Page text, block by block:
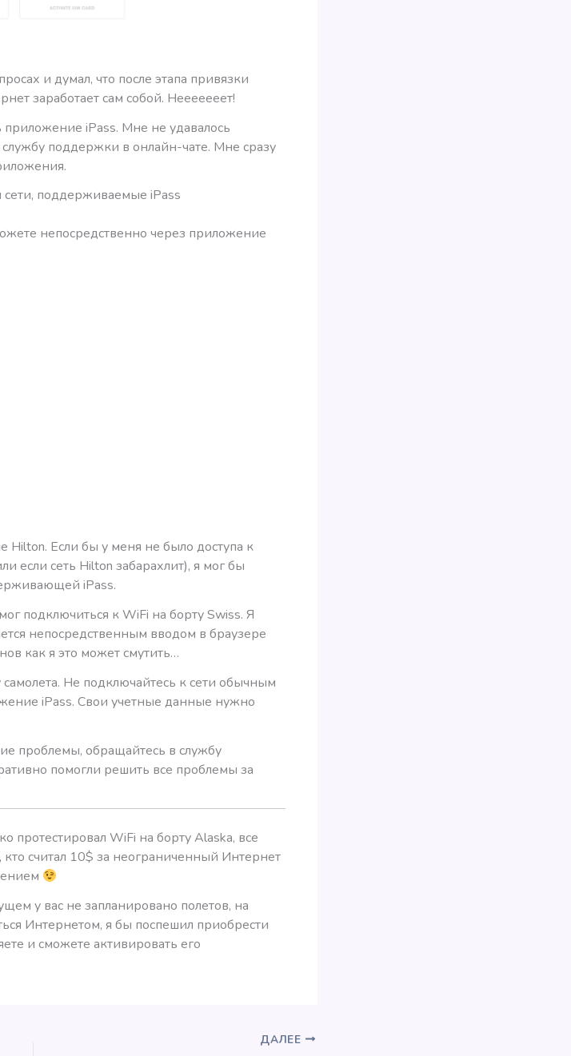
и думал, что после этапа привязки
заработает сам собой. Нееееееет!
приложение iPass. Мне не удавалось
службу поддержки в онлайн-чате. Мне сразу
поддерживаемые iPass
непосредственно через приложение
Hilton. Если бы у меня не было доступа к
если сеть Hilton забарахлит), я мог бы
iPass.
подключиться к WiFi на борту Swiss. Я
непосредственным вводом в браузере
как я это может смутить…
Не подключайтесь к сети обычным
iPass. Свои учетные данные нужно
проблемы, обращайтесь в службу
помогли решить все проблемы за
протестировал WiFi на борту Alaska, все
считал 10$ за неограниченный Интернет
у вас не запланировано полетов, на
Интернетом, я бы поспешил приобрести
и сможете активировать его
ДАЛЕЕ